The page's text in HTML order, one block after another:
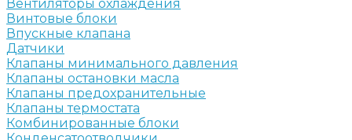
Вентиляторы охлаждения
Винтовые блоки
Впускные клапана
Датчики
Клапаны минимального давления
Клапаны остановки масла
Клапаны предохранительные
Клапаны термостата
Комбинированные блоки